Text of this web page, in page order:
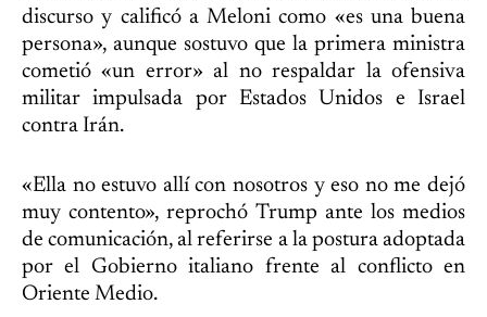
discurso y calificó a Meloni como «es una buena
persona», aunque sostuvo que la primera ministra
cometió «un error» al no respaldar la ofensiva
militar impulsada por Estados Unidos e Israel
contra Irán.
«Ella no estuvo allí con nosotros y eso no me dejó
muy contento», reprochó Trump ante los medios
de comunicación, al referirse a la postura adoptada
por el Gobierno italiano frente al conflicto en
Oriente Medio.